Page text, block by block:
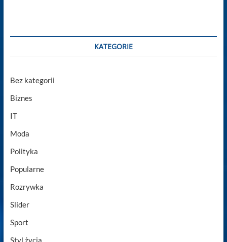
KATEGORIE
Bez kategorii
Biznes
IT
Moda
Polityka
Popularne
Rozrywka
Slider
Sport
Styl życia